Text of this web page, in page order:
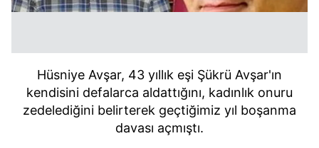
Hüsniye Avşar, 43 yıllık eşi Şükrü Avşar'ın
kendisini defalarca aldattığını, kadınlık onuru
zedelediğini belirterek geçtiğimiz yıl boşanma
davası açmıştı.